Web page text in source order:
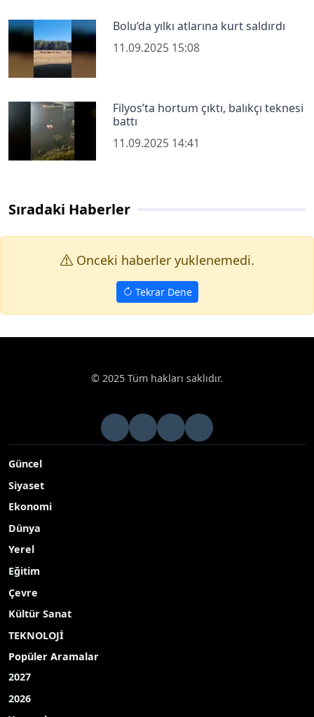
Bolu’da yılkı atlarına kurt saldırdı
11.09.2025 15:08
Filyos’ta hortum çıktı, balıkçı teknesi
battı
11.09.2025 14:41
Sıradaki Haberler
Onceki haberler yuklenemedi.
Tekrar Dene
Çevre Terme’de çöp konteynerleri yenileniyor
Samsun’un Terme Belediyesi, çevre ve halk sağlığını korumak
amacıyla ilçedeki eski metal çöp konteynerlerini yeni nesil
Yayınlanma Tarihi: 11.09.2025 15:46